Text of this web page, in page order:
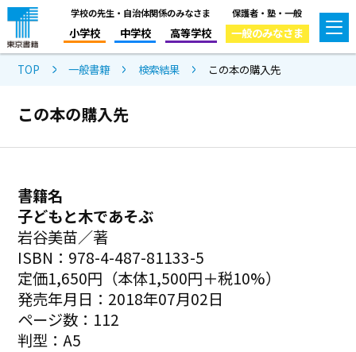
学校の先生・自治体関係のみなさま
小学校 中学校 高等学校
保護者・塾・一般
一般のみなさま
TOP 一般書籍 検索結果 この本の購入先
この本の購入先
書籍名
子どもと木であそぶ
岩谷美苗／著
ISBN：978-4-487-81133-5
定価1,650円（本体1,500円＋税10%）
発売年月日：2018年07月02日
ページ数：112
判型：A5